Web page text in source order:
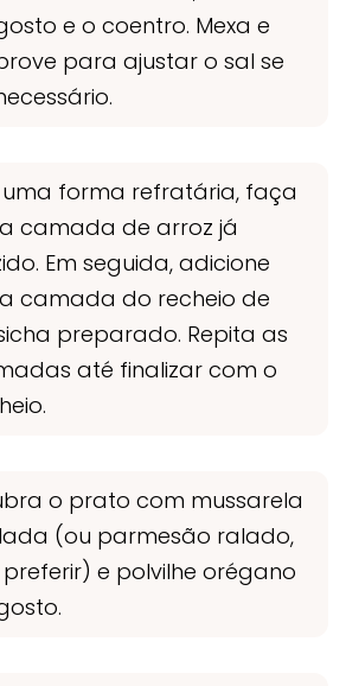
e o coentro. Mexa e
para ajustar o sal se
uma forma refratária, faça
camada de arroz já
Em seguida, adicione
camada do recheio de
preparado. Repita as
até finalizar com o
o prato com mussarela
(ou parmesão ralado,
preferir) e polvilhe orégano